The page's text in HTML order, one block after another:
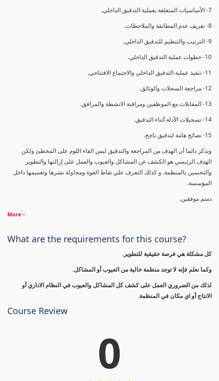
7- الأساسيات المتعلقة بعملية التدقيق الداخلي.
8- تعريف عدم المطابقة والملاحظات.
9- الترتيب والتنظيم للتدقيق الداخلي.
10- خطوات عملية التدقيق الداخلي.
11- تنفيذ عملية التدقيق الداخلي والاجتماع الافتتاحي.
12- مراجعة السجلات والوثائق.
13- المقابلات مع الموظفين ومراقبة الانشطة والمرافق.
14- تسجيلات الأدلة أثناء التدقيق.
15- نصائح هامة لتدقيق ناجح.
وتذكر دائما أن الهدف من المراجعة والتدقيق ليس القاء اللوم على المخطئ ولكن
الهدف الرئيسي هو الكشف عن المشاكل والعيوب والعمل على إزالتها والتطوير
والتحسين بالمنظمة. و كذلك التعرف علي نقاط القوة ومحاولة نشرها وتعميمها داخل
المؤسسة.
دمتم موفقين.
More
What are the requirements for this course?
كل مشكلة هي فرصة حقيقية للتطوير.
وكما نعلم فإنه لا توجد منظمة خالية من العيوب أو المشاكل.
لذلك من الضروري العمل على كشف كل المشاكل والعيوب في النظام الاداري أو
الانتاج أو اي مكان في المنظمة.
Course Review
0